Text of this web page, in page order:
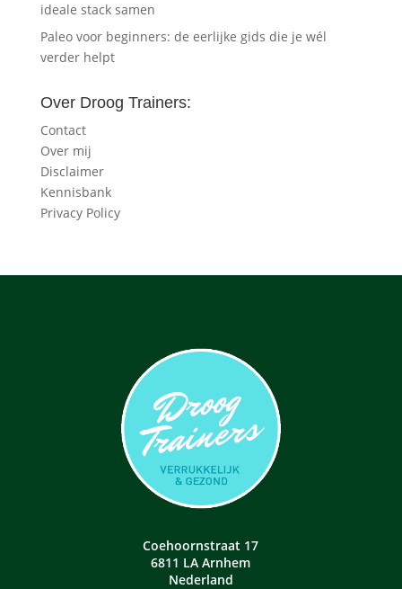
ideale stack samen
Paleo voor beginners: de eerlijke gids die je wél
verder helpt
Over Droog Trainers:
Contact
Over mij
Disclaimer
Kennisbank
Privacy Policy
Coehoornstraat 17
6811 LA Arnhem
Nederland